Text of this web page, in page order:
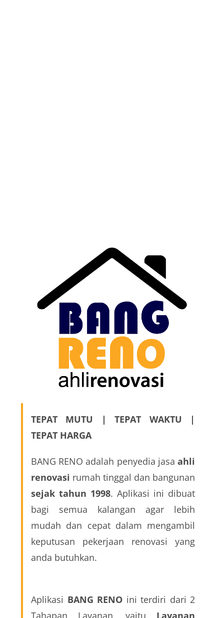
TEPAT MUTU | TEPAT WAKTU |
TEPAT HARGA
BANG RENO adalah penyedia jasa ahli
renovasi rumah tinggal dan bangunan
sejak tahun 1998. Aplikasi ini dibuat
bagi semua kalangan agar lebih
mudah dan cepat dalam mengambil
keputusan pekerjaan renovasi yang
anda butuhkan.
Aplikasi BANG RENO ini terdiri dari 2
Tahapan Layanan, yaitu Layanan